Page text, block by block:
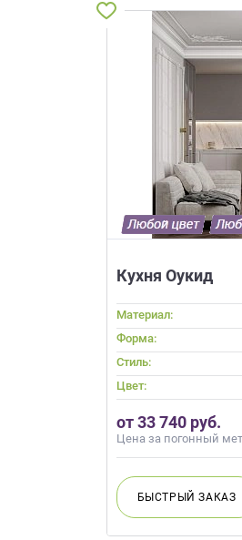
Кухня Оукид
Материал:
Форма:
Стиль:
Цвет:
от 33 740 руб.
Цена за погонный
БЫСТРЫЙЗАКАЗ